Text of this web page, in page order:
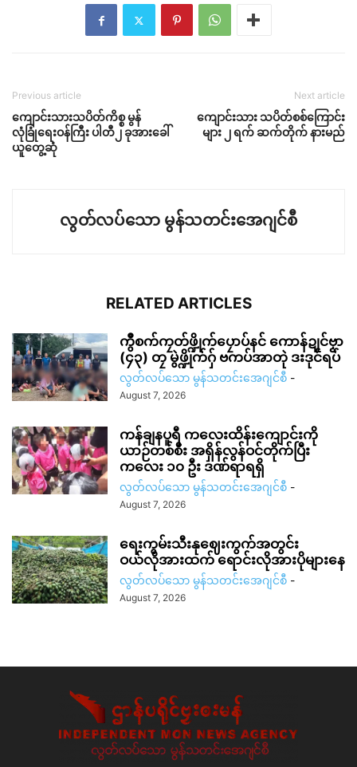
Previous article
ကျောင်းသားသပိတ်ကိစ္စ မွန်
လုံခြုံရေးဝန်ကြီး ပါတီ၂ ခုအားခေါ်
ယူတွေ့ဆုံ
Next article
ကျောင်းသား သပိတ်စစ်ကြောင်း
များ ၂ ရက် ဆက်တိုက် နားမည်
လွတ်လပ်သော မွန်သတင်းအေဂျင်စီ
RELATED ARTICLES
ကွဳစက်ကၠတ်ဖ္ဍိုက်ပၠောပ်နင် ကောန်ဍုင်ဗၟာ
(၄၃) တၠ မွဲဖ္ဍိုက်ဂှ် ဗကပ်အာတုဲ ဒးဒုင်ရပ်
လွတ်လပ်သော မွန်သတင်းအေဂျင်စီ -
August 7, 2026
ကန်ချနပူရီ ကလေးထိန်းကျောင်းကို
ယာဉ်တစ်စီး အရှိန်လွန်ဝင်တိုက်ပြီး
ကလေး ၁၀ ဦး ဒဏ်ရာရရှိ
လွတ်လပ်သော မွန်သတင်းအေဂျင်စီ -
August 7, 2026
ရေးကွမ်းသီးနုဈေးကွက်အတွင်း
ဝယ်လိုအားထက် ရောင်းလိုအားပိုများနေ
လွတ်လပ်သော မွန်သတင်းအေဂျင်စီ -
August 7, 2026